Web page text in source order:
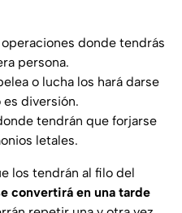
donde tendrás
persona.
o lucha los hará darse
es diversión.
tendrán que forjarse
letales.
los tendrán al filo del
convertirá en una tarde